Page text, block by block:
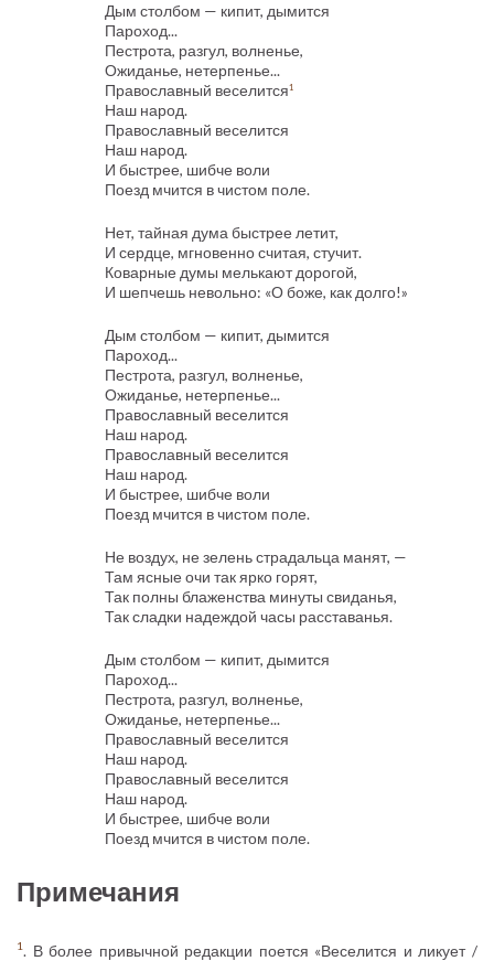
Дым столбом — кипит, дымится
Пароход...
Пестрота, разгул, волненье,
Ожиданье, нетерпенье...
Православный веселится1
Наш народ.
Православный веселится
Наш народ.
И быстрее, шибче воли
Поезд мчится в чистом поле.
Нет, тайная дума быстрее летит,
И сердце, мгновенно считая, стучит.
Коварные думы мелькают дорогой,
И шепчешь невольно: «О боже, как долго!»
Дым столбом — кипит, дымится
Пароход...
Пестрота, разгул, волненье,
Ожиданье, нетерпенье...
Православный веселится
Наш народ.
Православный веселится
Наш народ.
И быстрее, шибче воли
Поезд мчится в чистом поле.
Не воздух, не зелень страдальца манят, —
Там ясные очи так ярко горят,
Так полны блаженства минуты свиданья,
Так сладки надеждой часы расставанья.
Дым столбом — кипит, дымится
Пароход...
Пестрота, разгул, волненье,
Ожиданье, нетерпенье...
Православный веселится
Наш народ.
Православный веселится
Наш народ.
И быстрее, шибче воли
Поезд мчится в чистом поле.
Примечания
1. В более привычной редакции поется «Веселится и ликует /